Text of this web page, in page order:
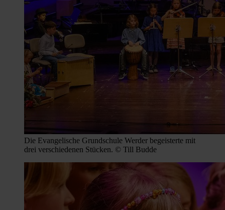
Die Evangelische Grundschule Werder begeisterte mit
drei verschiedenen Stücken. © Till Budde